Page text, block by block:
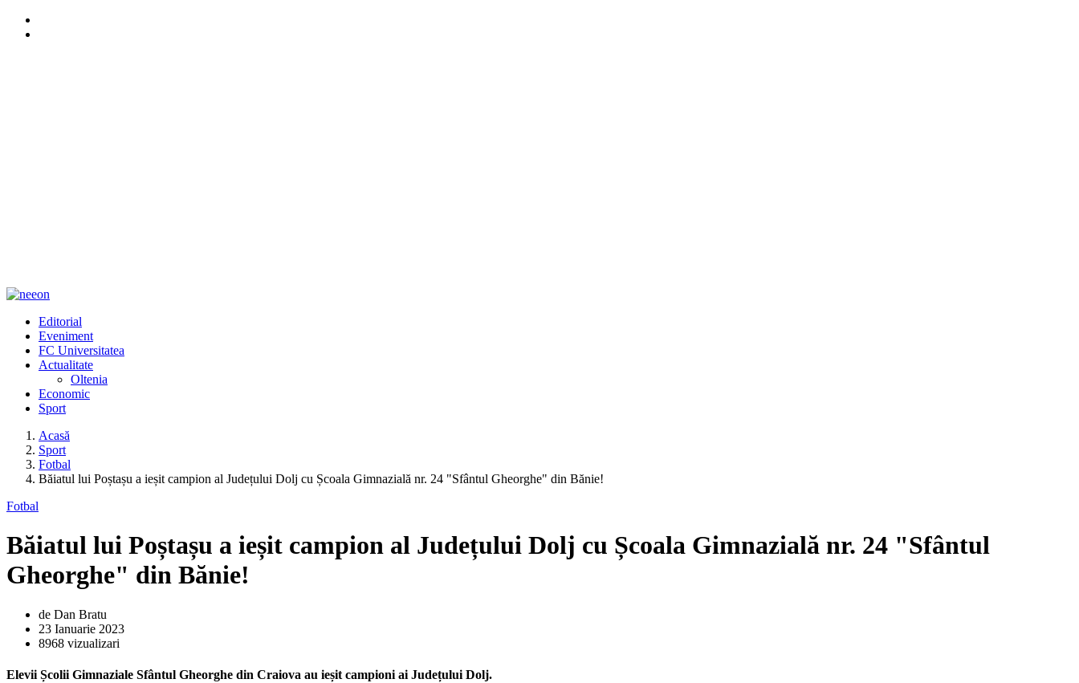
Editorial
Eveniment
FC Universitatea
Actualitate
Oltenia
Economic
Sport
Acasă
Sport
Fotbal
Băiatul lui Poștașu a ieșit campion al Județului Dolj cu Școala Gimnazială nr. 24 "Sfântul Gheorghe" din Bănie!
Fotbal
Băiatul lui Poștașu a ieșit campion al Județului Dolj cu Școala Gimnazială nr. 24 "Sfântul
Gheorghe" din Bănie!
de Dan Bratu
23 Ianuarie 2023
8968 vizualizari
Elevii Școlii Gimnaziale Sfântul Gheorghe din Craiova au ieșit campioni ai Județului Dolj.